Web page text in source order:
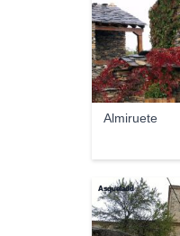
Almiruete
Asqueladd